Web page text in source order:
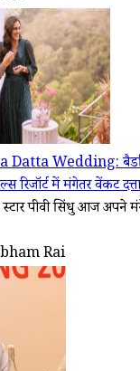
Wedding:
रिजॉर्ट में मंगेतर वेंकट
पीवी सिंधु आज अपने
Rai